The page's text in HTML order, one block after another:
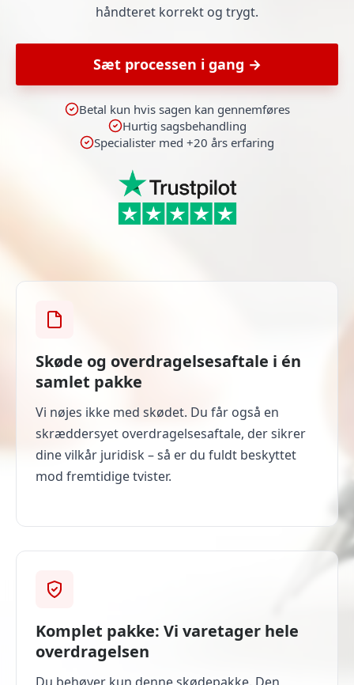
håndteret korrekt og trygt.
Sæt processen i gang →
Betal kun hvis sagen kan gennemføres
Hurtig sagsbehandling
Specialister med +20 års erfaring
Skøde og overdragelsesaftale i én
samlet pakke
Vi nøjes ikke med skødet. Du får også en
skræddersyet overdragelsesaftale, der sikrer
dine vilkår juridisk – så er du fuldt beskyttet
mod fremtidige tvister.
Komplet pakke: Vi varetager hele
overdragelsen